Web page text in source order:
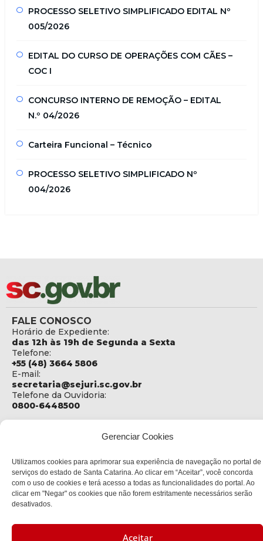
Gerenciar Cookies
Utilizamos cookies para aprimorar sua experiência de navegação no portal de
serviços do estado de Santa Catarina. Ao clicar em “Aceitar”, você concorda
com o uso de cookies e terá acesso a todas as funcionalidades do portal. Ao
clicar em "Negar" os cookies que não forem estritamente necessários serão
desativados.
Aceitar
PROCESSO SELETIVO SIMPLIFICADO EDITAL Nº
005/2026
EDITAL DO CURSO DE OPERAÇÕES COM CÃES –
COC I
CONCURSO INTERNO DE REMOÇÃO – EDITAL
N.º 04/2026
Carteira Funcional – Técnico
PROCESSO SELETIVO SIMPLIFICADO Nº
004/2026
FALE CONOSCO
Horário de Expediente:
das 12h às 19h de Segunda a Sexta
Telefone:
+55 (48) 3664 5806
E-mail:
secretaria@sejuri.sc.gov.br
Telefone da Ouvidoria:
0800-6448500
SEJURI - Secretaria de Estado de Justiça e Reintegração
Rua Fúlvio Aducci, 1214 - Loja 06
Bairro:
Estreito - Florianópolis - SC
CEP: